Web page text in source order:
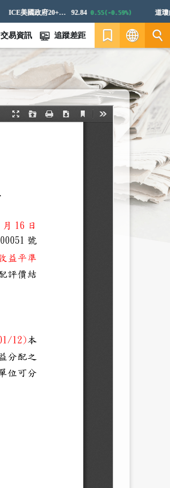
ICE美國政府20+年期債券指數 92.84 0.55(-0.59%) 道瓊白
交易資訊 追蹤差距
EN